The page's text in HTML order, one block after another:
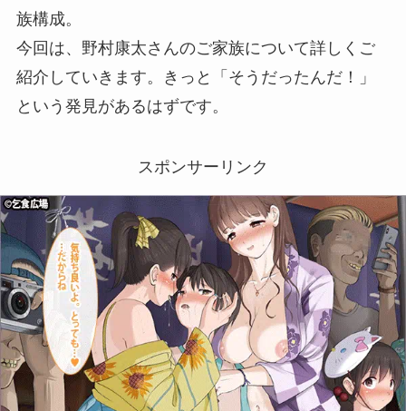
族構成。
今回は、野村康太さんのご家族について詳しくご
紹介していきます。きっと「そうだったんだ！」
という発見があるはずです。
スポンサーリンク